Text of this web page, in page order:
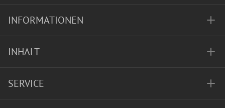
INFORMATIONEN
INHALT
SERVICE